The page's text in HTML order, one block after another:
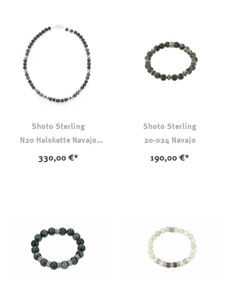
Shoto Sterling
N20 Halskette Navajo
330,00 €*
Shoto Sterling
20-024 Navajo
190,00 €*